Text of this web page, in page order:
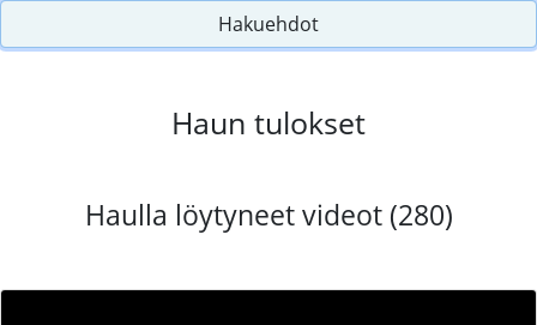
Hakuehdot
Haun tulokset
Haulla löytyneet videot (280)